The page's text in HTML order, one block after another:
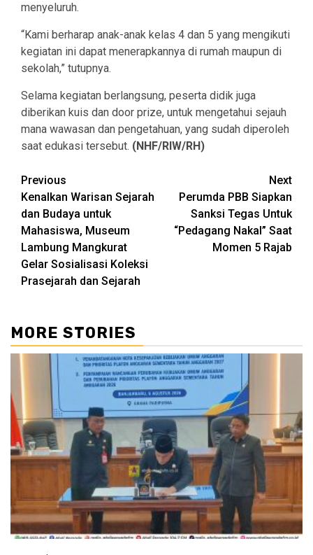
menyeluruh.
“Kami berharap anak-anak kelas 4 dan 5 yang mengikuti
kegiatan ini dapat menerapkannya di rumah maupun di
sekolah,” tutupnya.
Selama kegiatan berlangsung, peserta didik juga
diberikan kuis dan door prize, untuk mengetahui sejauh
mana wawasan dan pengetahuan, yang sudah diperoleh
saat edukasi tersebut. (NHF/RIW/RH)
Continue
Reading
Previous
Kenalkan Warisan Sejarah
dan Budaya untuk
Mahasiswa, Museum
Lambung Mangkurat
Gelar Sosialisasi Koleksi
Prasejarah dan Sejarah
Next
Perumda PBB Siapkan
Sanksi Tegas Untuk
“Pedagang Nakal” Saat
Momen 5 Rajab
MORE STORIES